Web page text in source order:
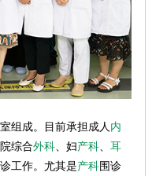
组成。目前承担成人 内
综合外科 、妇产科
耳
工作。尤其是产科围诊